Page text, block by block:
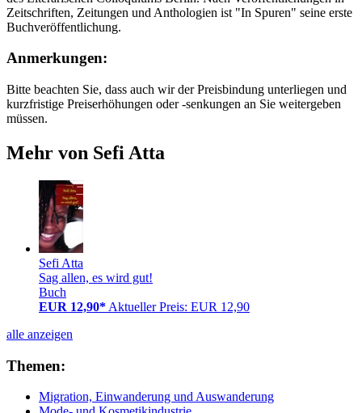
Zeitschriften, Zeitungen und Anthologien ist "In Spuren" seine erste
Buchveröffentlichung.
Anmerkungen:
Bitte beachten Sie, dass auch wir der Preisbindung unterliegen und
kurzfristige Preiserhöhungen oder -senkungen an Sie weitergeben
müssen.
Mehr von Sefi Atta
Sefi Atta
Sag allen, es wird gut!
Buch
EUR 12,90* Aktueller Preis: EUR 12,90
alle anzeigen
Themen:
Migration, Einwanderung und Auswanderung